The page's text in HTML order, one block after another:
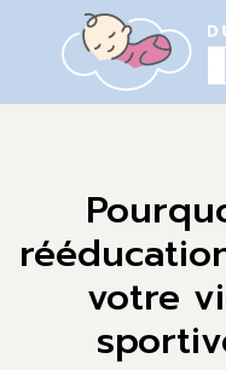
votre